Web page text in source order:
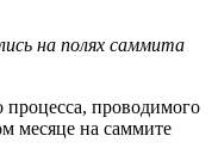
на полях саммита
проводимого
месяце на саммите